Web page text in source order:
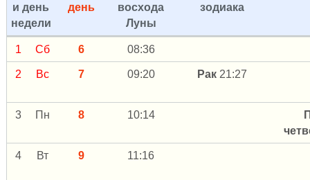
и день
недели
день
восхода
Луны
зодиака
1 Сб 6 08:36
2 Вс 7 09:20 Рак 21:27
3 Пн 8 10:14
4 Вт 9 11:16